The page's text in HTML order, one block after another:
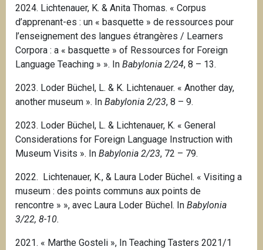
2024. Lichtenauer, K. & Anita Thomas. « Corpus
d’apprenant-es : un « basquette » de ressources pour
l’enseignement des langues étrangères / Learners
Corpora : a « basquette » of Ressources for Foreign
Language Teaching » ». In Babylonia 2/24, 8 – 13.
2023. Loder Büchel, L. & K. Lichtenauer. « Another day,
another museum ». In Babylonia 2/23, 8 – 9.
2023. Loder Büchel, L. & Lichtenauer, K. « General
Considerations for Foreign Language Instruction with
Museum Visits ». In Babylonia 2/23, 72 – 79.
2022. Lichtenauer, K., & Laura Loder Büchel. « Visiting a
museum : des points communs aux points de
rencontre » », avec Laura Loder Büchel. In Babylonia
3/22, 8-10.
2021. « Marthe Gosteli », In Teaching Tasters 2021/1